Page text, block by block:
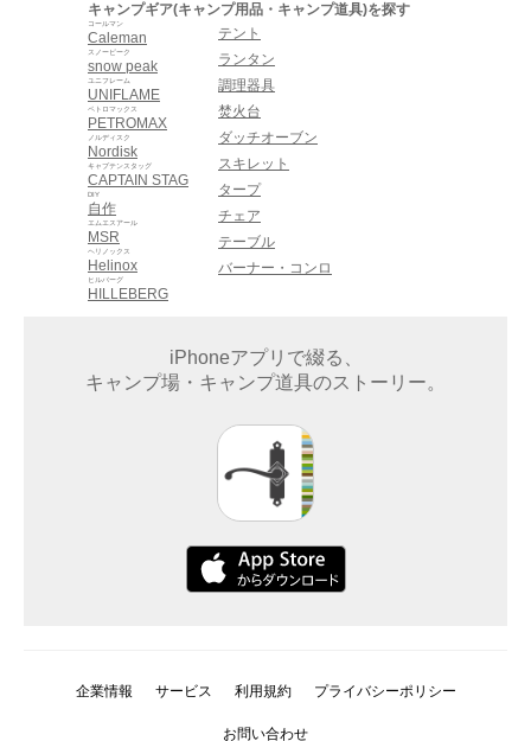
キャンプギア(キャンプ用品・キャンプ道具)を探す
Caleman
コールマン
snow peak
スノーピーク
UNIFLAME
ユニフレーム
PETROMAX
ペトロマックス
Nordisk
ノルディスク
CAPTAIN STAG
キャプテンスタッグ
自作
DIY
MSR
エムエスアール
Helinox
ヘリノックス
HILLEBERG
ヒルバーグ
テント
ランタン
調理器具
焚火台
ダッチオーブン
スキレット
タープ
チェア
テーブル
バーナー・コンロ
iPhoneアプリで綴る、
キャンプ場・キャンプ道具のストーリー。
企業情報 サービス 利用規約 プライバシーポリシー
お問い合わせ